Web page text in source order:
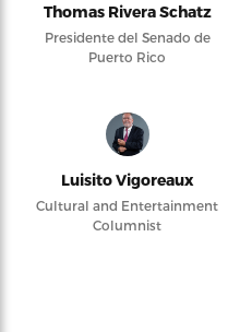
Thomas Rivera Schatz
Presidente del Senado de
Puerto Rico
Luisito Vigoreaux
Cultural and Entertainment
Columnist